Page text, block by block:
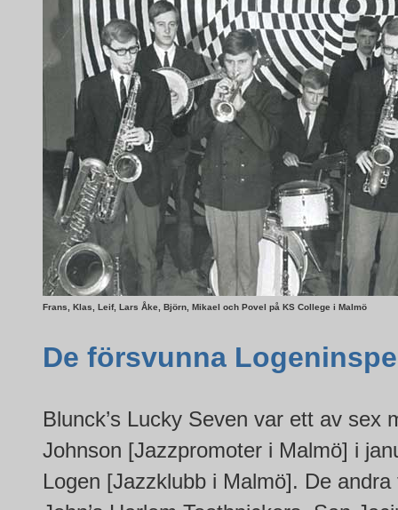
Frans, Klas, Leif, Lars Åke, Björn, Mikael och Povel på KS College i Malmö
De försvunna
Blunck’s Lucky Seven var ett av sex
Johnson [Jazzpromoter i Malmö] i
Logen [Jazzklubb i Malmö]. De